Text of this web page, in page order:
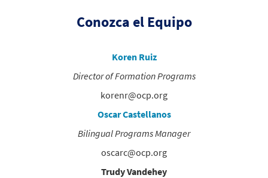
Conozca el Equipo
Koren Ruiz
Director of Formation Programs
korenr@ocp.org
Oscar Castellanos
Bilingual Programs Manager
oscarc@ocp.org
Trudy Vandehey